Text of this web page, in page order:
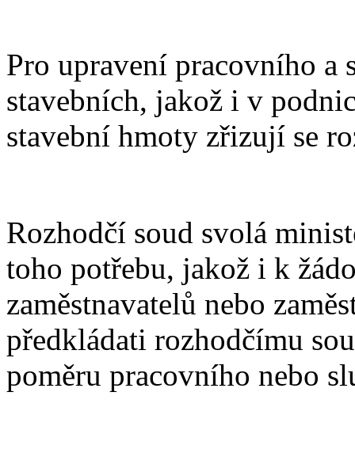
Pro upravení pracovního a
stavebních, jakož i v
stavební hmoty zřizují se
Rozhodčí soud svolá
toho potřebu, jakož i k
zaměstnavatelů nebo
předkládati rozhodčímu
poměru pracovního nebo